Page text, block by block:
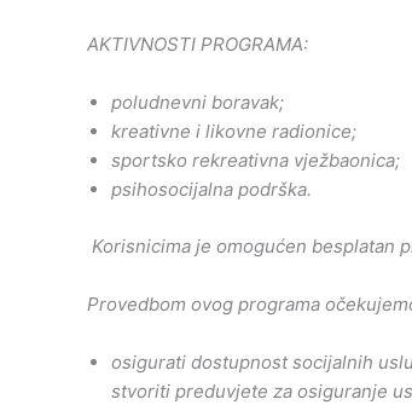
AKTIVNOSTI PROGRAMA:
poludnevni boravak;
kreativne i likovne radionice;
sportsko rekreativna vježbaonica;
psihosocijalna podrška.
Korisnicima je omogućen besplatan
Provedbom ovog programa
osigurati dostupnost socijalnih
stvoriti preduvjete za osiguranje